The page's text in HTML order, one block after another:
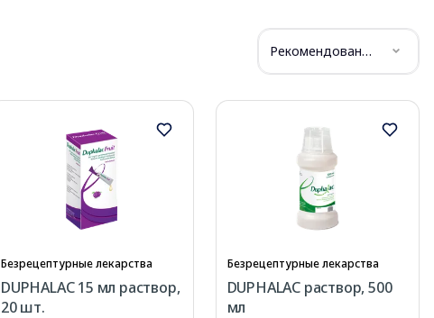
Рекомендованные
Безрецептурные лекарства
DUPHALAC 15 мл раствор,
20 шт.
Безрецептурные лекарства
DUPHALAC раствор, 500
мл